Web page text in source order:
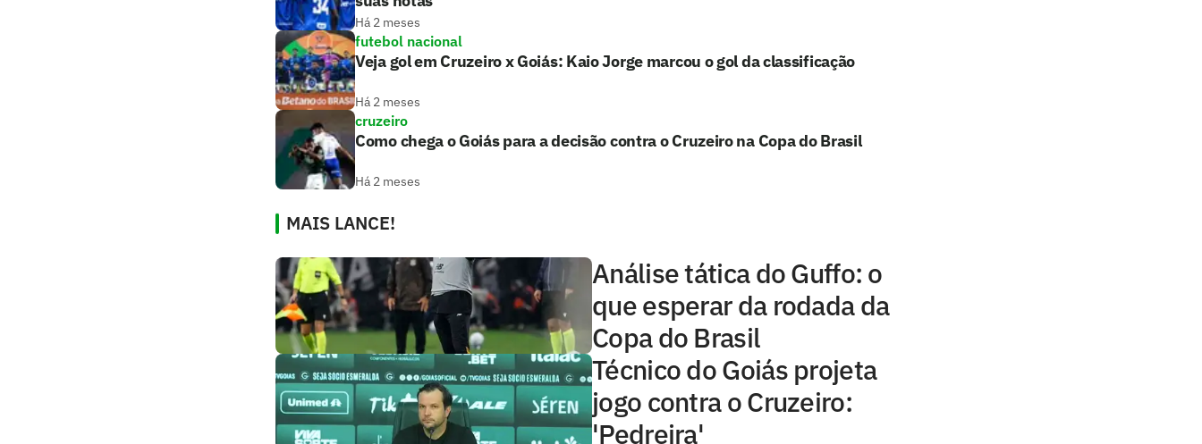
Há 2 meses
futebol nacional
Veja gol em Cruzeiro x Goiás: Kaio Jorge marcou o gol da classificação
Há 2 meses
cruzeiro
Como chega o Goiás para a decisão contra o Cruzeiro na Copa do Brasil
Há 2 meses
MAIS LANCE!
Análise tática do Guffo: o
que esperar da rodada da
Copa do Brasil
Técnico do Goiás projeta
jogo contra o Cruzeiro:
'Pedreira'